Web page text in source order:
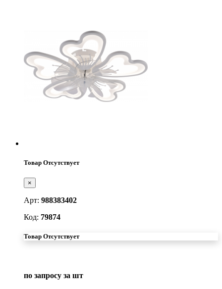
Товар Отсутствует
×
Арт: 988383402
Код: 79874
Товар Отсутствует
по запросу за шт